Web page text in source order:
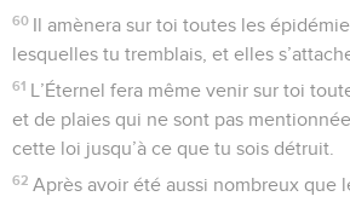
60 Il amènera sur toi toutes les
lesquelles tu tremblais, et elles
61 L’Éternel fera même venir sur toi
et de plaies qui ne sont pas
cette loi jusqu’à ce que tu sois détruit.
62 Après avoir été aussi nombreux que